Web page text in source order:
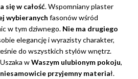
się w całość. Wspomniany plaster
wybieranych fasonów wśród
w tym dziwnego. Nie ma drugiego
elegancję i wyrazisty charakter,
do wszystkich stylów wnętrz.
wWaszym ulubionym pokoju,
przyjemny materiał.